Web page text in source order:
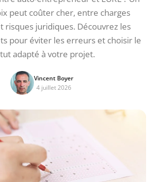
peut coûter cher, entre charges
risques juridiques. Découvrez les
pour éviter les erreurs et choisir le
adapté à votre projet.
Vincent Boyer
4 juillet 2026